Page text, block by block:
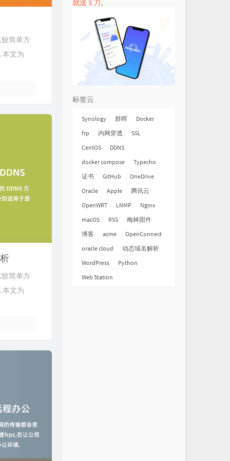
较简单方
本文为
较简单方
本文为
就送 3 刀。
标签云
Synology 群晖
Docker
frp
内网穿透
SSL
CentOS
DDNS
docker compose
Typecho
证书
GitHub
OneDrive
Oracle
Apple
腾讯云
OpenWRT
LNMP
Nginx
macOS
RSS
梅林固件
博客
acme
OpenConnect
oracle cloud
动态域名解析
WordPress
Python
Web Station